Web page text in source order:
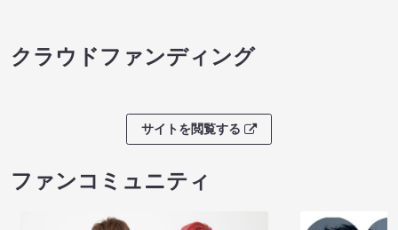
クラウドファンディング
サイトを閲覧する
ファンコミュニティ